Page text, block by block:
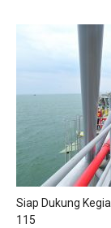
Siap Dukung
115